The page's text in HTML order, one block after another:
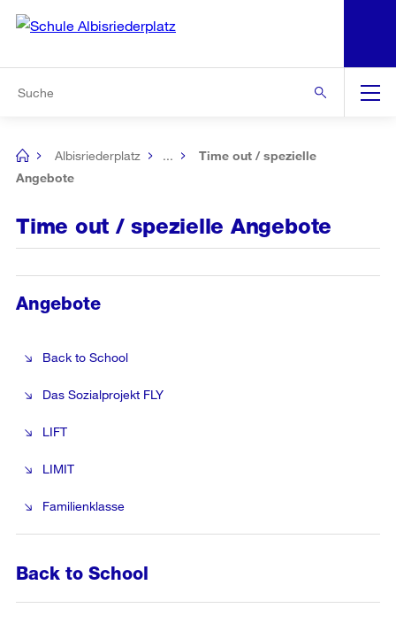
Navigation
[no
title]
Albisriederplatz ...
Time out / spezielle
Angebote
Time out / spezielle Angebote
Angebote
Back to School
Das Sozialprojekt FLY
LIFT
LIMIT
Familienklasse
Back to School